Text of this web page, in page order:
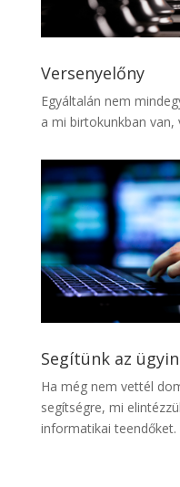
Versenyelőny
Egyáltalán nem
a mi birtokunkban van,
Segítünk az
Ha még nem vettél
segítségre, mi
informatikai teendőket.